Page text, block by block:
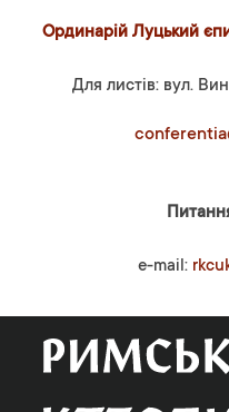
Ординарій Луцький
Для листів: вул.
e-mail: